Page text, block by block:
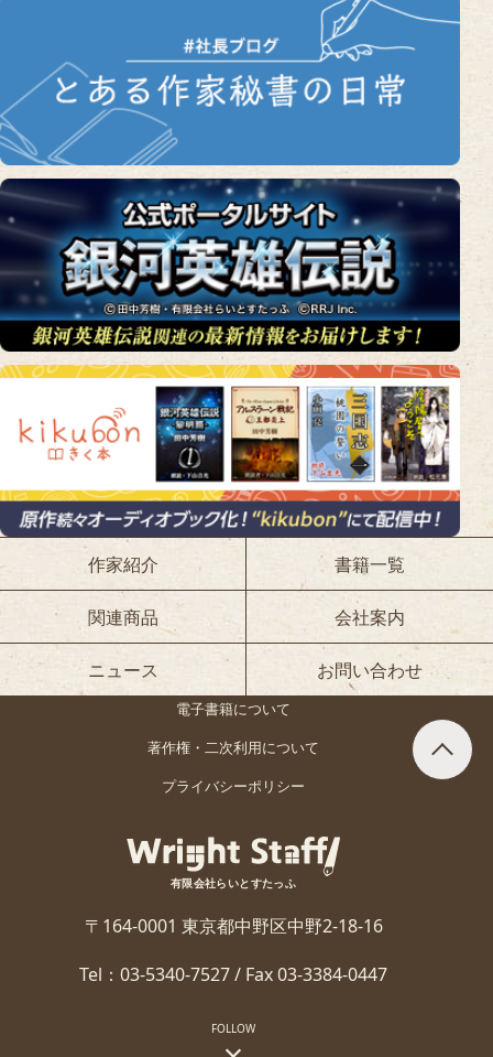
作家紹介 書籍一覧
関連商品 会社案内
ニュース お問い合わせ
電子書籍について
著作権・二次利用について
プライバシーポリシー
有限会社らいとすたっふ
〒164-0001 東京都中野区中野2-18-16
Tel：03-5340-7527 / Fax 03-3384-0447
FOLLOW